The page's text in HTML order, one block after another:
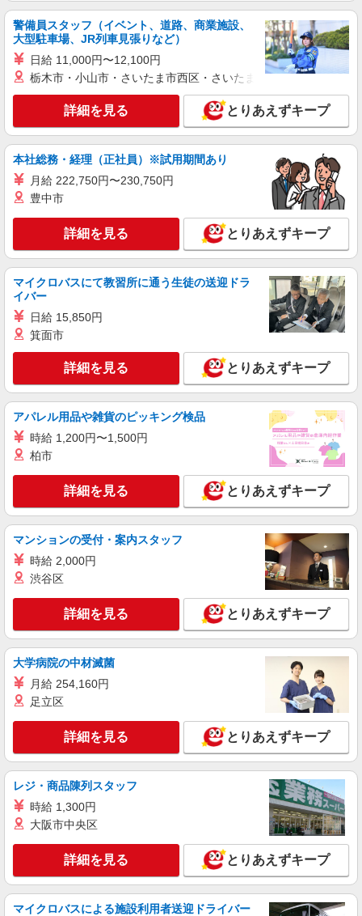
とりせん下館店 茨城県筑西市玉戸1018-35
キープ 詳細を見る
株式会社とりせん
スーパーマーケットの店内スタッフ（鮮魚部
門）
時給1,074円〜 午前8時前 及び 午後5時以降は
時給UPアリ！！ 日曜・祝日、お盆、年末はさら
とりせん下館店 茨城県筑西市玉戸1018-35
キープ 詳細を見る
警備員スタッフ（イベント、道路、商業施設、
大型駐車場、JR列車見張りなど）
日給 11,000円〜12,100円
栃木市・小山市・さいたま市西区・さいたま市岩槻区・久喜市・
詳細を見る とりあえずキープ
本社総務・経理（正社員）※試用期間あり
月給 222,750円〜230,750円
豊中市
詳細を見る とりあえずキープ
マイクロバスにて教習所に通う生徒の送迎ドラ
イバー
日給 15,850円
箕面市
詳細を見る とりあえずキープ
アパレル用品や雑貨のピッキング検品
時給 1,200円〜1,500円
柏市
詳細を見る とりあえずキープ
マンションの受付・案内スタッフ
時給 2,000円
渋谷区
詳細を見る とりあえずキープ
大学病院の中材滅菌
月給 254,160円
足立区
詳細を見る とりあえずキープ
レジ・商品陳列スタッフ
時給 1,300円
大阪市中央区
詳細を見る とりあえずキープ
マイクロバスによる施設利用者送迎ドライバー